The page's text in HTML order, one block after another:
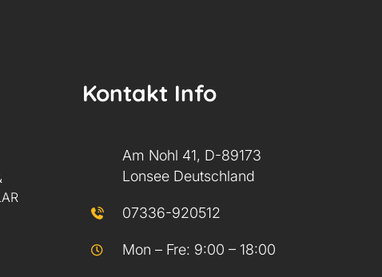
Kontakt Info
Am Nohl 41, D-89173
Lonsee Deutschland
07336-920512
Mon – Fre: 9:00 – 18:00